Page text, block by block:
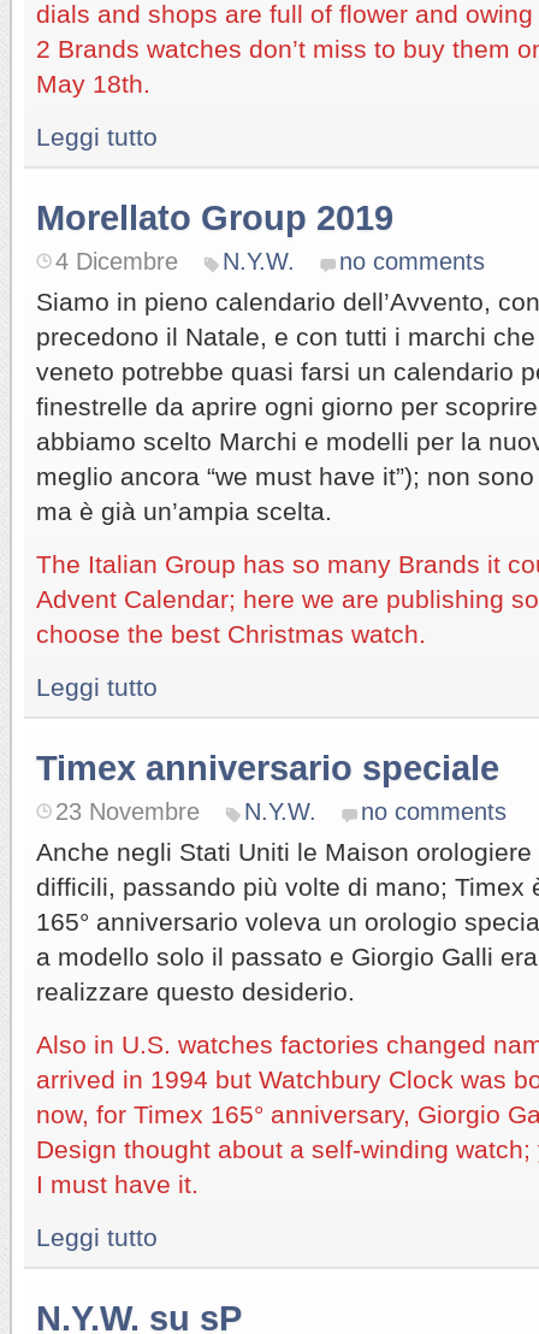
dials and shops are full of flower and
2 Brands watches don’t miss to buy them
May 18th.
Leggi tutto
Morellato Group 2019
4 Dicembre N.Y.W. no comments
Siamo in pieno calendario dell’Avvento,
precedono il Natale, e con tutti i marchi
veneto potrebbe quasi farsi un calendario
finestrelle da aprire ogni giorno per
abbiamo scelto Marchi e modelli per la
meglio ancora “we must have it”); non
ma è già un’ampia scelta.
The Italian Group has so many Brands it
Advent Calendar; here we are publishing
choose the best Christmas watch.
Leggi tutto
Timex anniversario speciale
23 Novembre N.Y.W. no comments
Anche negli Stati Uniti le Maison
difficili, passando più volte di mano; Timex
165° anniversario voleva un orologio
a modello solo il passato e Giorgio Galli
realizzare questo desiderio.
Also in U.S. watches factories changed
arrived in 1994 but Watchbury Clock was
now, for Timex 165° anniversary, Giorgio
Design thought about a self-winding
I must have it.
Leggi tutto
N.Y.W. su sP